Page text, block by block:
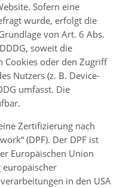
Sofern eine
wurde, erfolgt die
von Art. 6 Abs.
soweit die
Cookies oder den Zugriff
Nutzers (z. B. Device-
umfasst. Die
Zertifizierung nach
(DPF). Der DPF ist
Europäischen Union
europäischer
in den USA